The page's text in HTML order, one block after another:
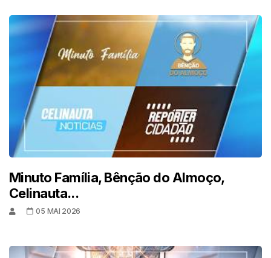
Minuto Família, Bênção do Almoço,
Celinauta...
05 MAI 2026